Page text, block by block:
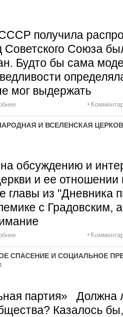
получила
Советского Союза
Будто бы сама
мог выдержать
И ВСЕЛЕНСКАЯ
обсуждению и
и ее отношении
главы из "Дневника
с Градовским,
СПАСЕНИЕ И СОЦИАЛЬНОЕ
партия» Должна
Казалось